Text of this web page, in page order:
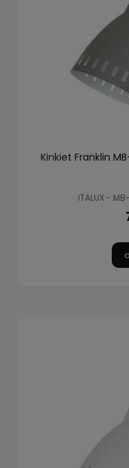
Kinkiet Franklin
ITALUX -